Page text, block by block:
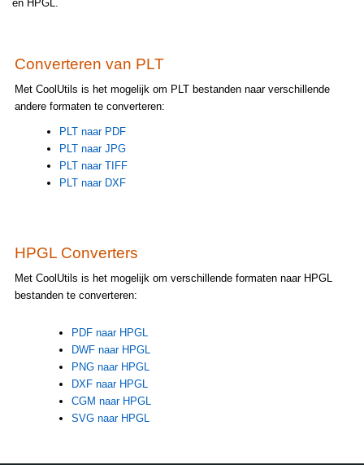
en HPGL.
Converteren van PLT
Met CoolUtils is het mogelijk om PLT bestanden naar verschillende
andere formaten te converteren:
PLT naar PDF
PLT naar JPG
PLT naar TIFF
PLT naar DXF
HPGL Converters
Met CoolUtils is het mogelijk om verschillende formaten naar HPGL
bestanden te converteren:
PDF naar HPGL
DWF naar HPGL
PNG naar HPGL
DXF naar HPGL
CGM naar HPGL
SVG naar HPGL